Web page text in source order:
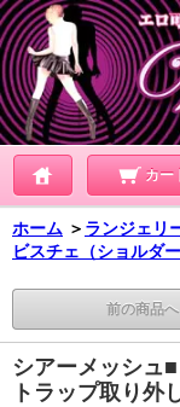
カー
ホーム ＞ ランジェリ
ビスチェ（ショルダ
前の商品へ
シアーメッシュ
トラップ取り外